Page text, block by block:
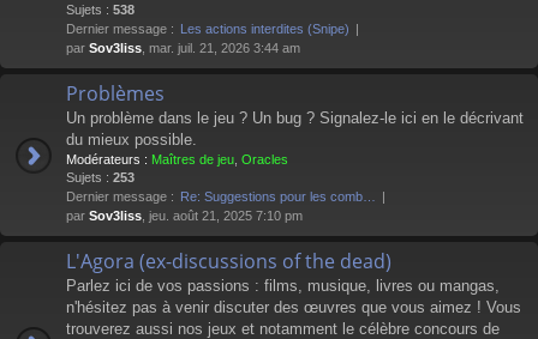
Sujets : 538
Dernier message : Les actions interdites (Snipe)
par Sov3liss , mar. juil. 21, 2026 3:44 am
Problèmes
Un problème dans le jeu ? Un bug ? Signalez-le ici en le décrivant
du mieux possible.
Modérateurs : Maîtres de jeu Oracles
Sujets : 253
Dernier message : Re: Suggestions pour les comb…
par Sov3liss , jeu. août 21, 2025 7:10 pm
L'Agora (ex-discussions of the dead)
Parlez ici de vos passions : films, musique, livres ou mangas,
n'hésitez pas à venir discuter des œuvres que vous aimez ! Vous
trouverez aussi nos jeux et notamment le célèbre concours de